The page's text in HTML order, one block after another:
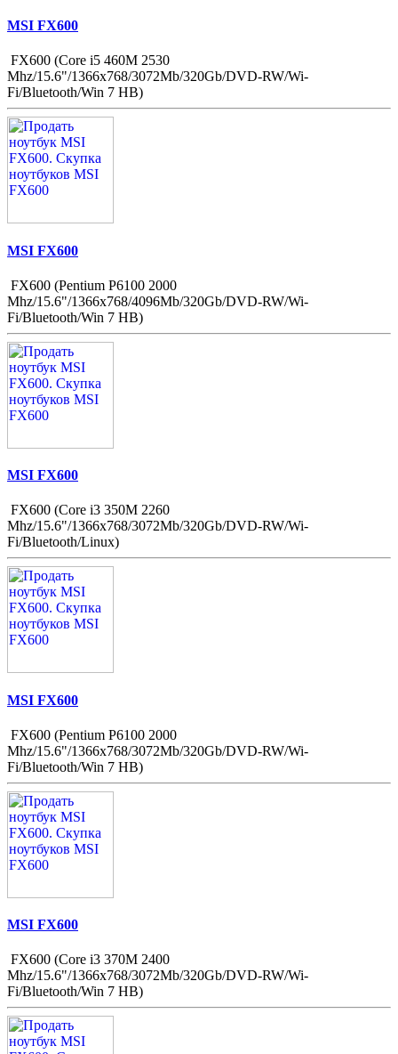
MSI FX600
FX600 (Core i5 460M 2530
Mhz/15.6"/1366x768/3072Mb/320Gb/DVD-RW/Wi-
Fi/Bluetooth/Win 7 HB)
MSI FX600
FX600 (Pentium P6100 2000
Mhz/15.6"/1366x768/4096Mb/320Gb/DVD-RW/Wi-
Fi/Bluetooth/Win 7 HB)
MSI FX600
FX600 (Core i3 350M 2260
Mhz/15.6"/1366x768/3072Mb/320Gb/DVD-RW/Wi-
Fi/Bluetooth/Linux)
MSI FX600
FX600 (Pentium P6100 2000
Mhz/15.6"/1366x768/3072Mb/320Gb/DVD-RW/Wi-
Fi/Bluetooth/Win 7 HB)
MSI FX600
FX600 (Core i3 370M 2400
Mhz/15.6"/1366x768/3072Mb/320Gb/DVD-RW/Wi-
Fi/Bluetooth/Win 7 HB)